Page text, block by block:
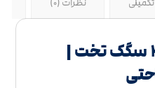
اسلیپر پلنگی مدل 2 سگک تخت |